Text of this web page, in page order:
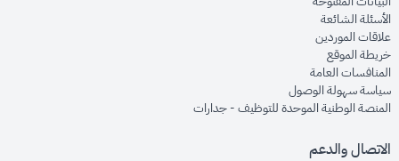
الأسئلة الشائعةopens in new window
علاقات الموردينopens in new window
خريطة الموقعopens in new window
المنافسات العامةopens in new window
سياسة سهولة الوصولopens in new window
المنصة الوطنية الموحدة للتوظيف - جداراتopens in new window
الاتصال والدعم